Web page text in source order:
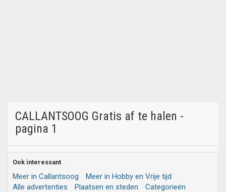
CALLANTSOOG Gratis af te halen -
pagina 1
Ook interessant
Meer in Callantsoog
Meer in Hobby en Vrije tijd
Alle advertenties
Plaatsen en steden Categorieën